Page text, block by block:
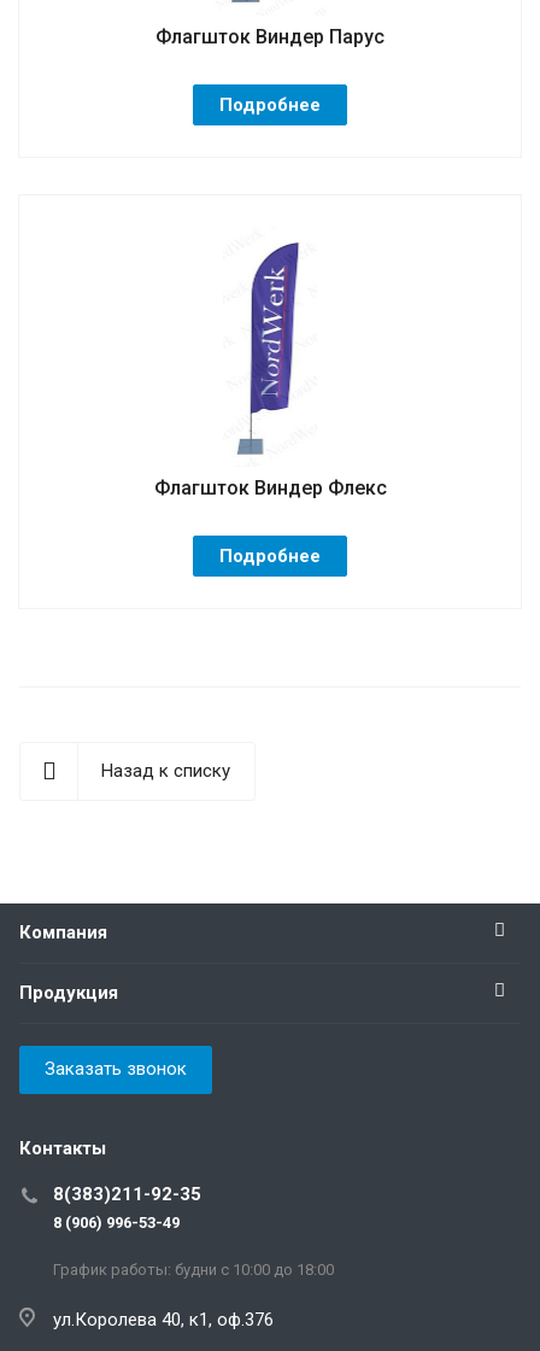
Флагшток Виндер Парус
Подробнее
Флагшток Виндер Флекс
Подробнее
Назад к списку
Компания
Продукция
Заказать звонок
Контакты
8(383)211-92-35
8 (906) 996-53-49
График работы: будни с 10:00 до 18:00
ул.Королева 40, к1, оф.376